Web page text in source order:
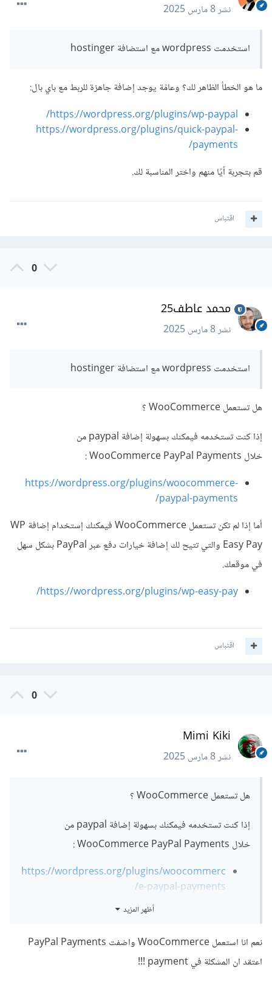
نشر8 مارس 2025
استخدمت wordpress مع استضافة hostinger
ما هو الخطأ الظاهر لك؟ وعامًة يوجد إضافة جاهزة للربط مع باي بال:
https://wordpress.org/plugins/wp-paypal/
https://wordpress.org/plugins/quick-paypal-
payments/
قم بتجربة أيًا منهم واختر المناسبة لك.
اقتباس
0
محمد عاطف25
نشر8 مارس 2025
استخدمت wordpress مع استضافة hostinger
هل تستعمل WooCommerce ؟
إذا كنت تستخدمه فيمكنك بسهولة إضافة paypal من
خلال WooCommerce PayPal Payments
https://wordpress.org/plugins/woocommerce-
paypal-payments/
أما إذا لم تكن تستعمل WooCommerce فيمكنك إستخدام إضافة WP
Easy Pay والتي تتيح لك إضافة خيارات دفع عبر PayPal بشكل سهل
في موقعك.
https://wordpress.org/plugins/wp-easy-pay/
اقتباس
0
Mimi Kiki
نشر8 مارس 2025
هل تستعمل WooCommerce ؟
إذا كنت تستخدمه فيمكنك بسهولة إضافة paypal من
خلال WooCommerce PayPal Payments
https://wordpress.org/plugins/woocommerc
e-paypal-payments/
إضافة WP Easy Pay والتي تتيح لك إضافة خيارات دفع عبر
أظهر المزيد
نعم انا استعمل WooCommerce واضفت PayPal Payments
اعتقد ان المشكلة في payment !!!